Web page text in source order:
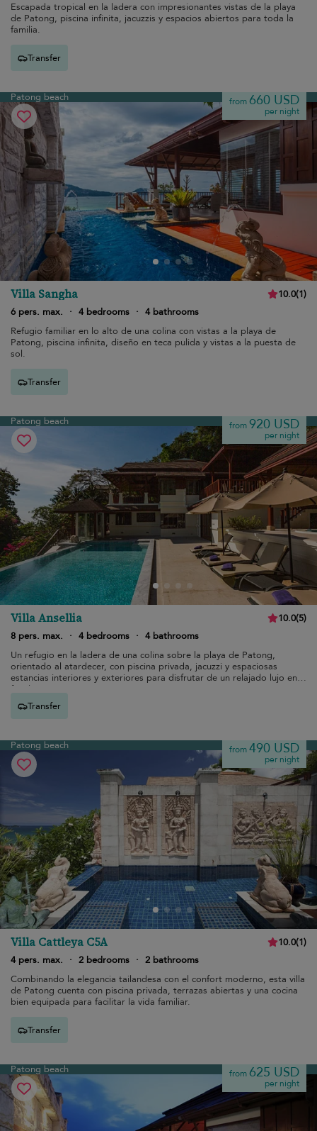
Escapada tropical en la ladera con impresionantes vistas de la playa
de Patong, piscina infinita, jacuzzis y espacios abiertos para toda la
familia.
Transfer
Patong beach from 660 USD
per night
Villa Sangha 10.0(1)
6 pers. max.
· 4 bedrooms · 4 bathrooms
Refugio familiar en lo alto de una colina con vistas a la playa de
Patong, piscina infinita, diseño en teca pulida y vistas a la puesta de
sol.
Transfer
Patong beach from 920 USD
per night
Villa Ansellia 10.0(5)
8 pers. max.
· 4 bedrooms · 4 bathrooms
Un refugio en la ladera de una colina sobre la playa de Patong,
orientado al atardecer, con piscina privada, jacuzzi y espaciosas
estancias interiores y exteriores para disfrutar de un relajado lujo en
familia.
Transfer
Patong beach from490 USD
per night
Villa Cattleya C5A 10.0(1)
4 pers. max.
· 2 bedrooms · 2 bathrooms
Combinando la elegancia tailandesa con el confort moderno, esta villa
de Patong cuenta con piscina privada, terrazas abiertas y una cocina
bien equipada para facilitar la vida familiar.
Transfer
Patong beach from 625 USD
per night